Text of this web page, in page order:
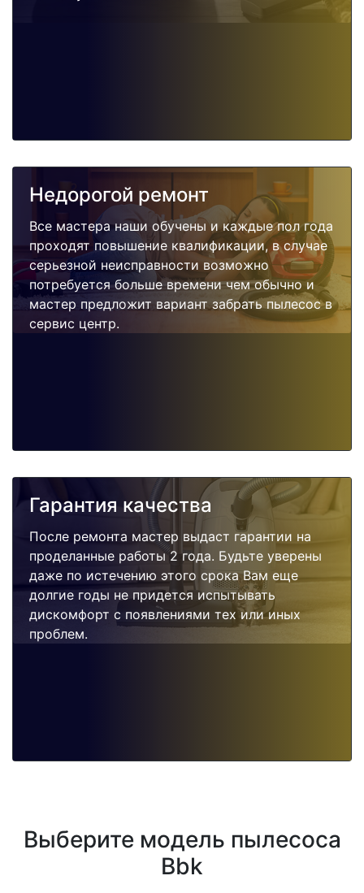
Недорогой ремонт
Все мастера наши обучены и каждые пол года
проходят повышение квалификации, в случае
серьезной неисправности возможно
потребуется больше времени чем обычно и
мастер предложит вариант забрать пылесос в
сервис центр.
Гарантия качества
После ремонта мастер выдаст гарантии на
проделанные работы 2 года. Будьте уверены
даже по истечению этого срока Вам еще
долгие годы не придется испытывать
дискомфорт с появлениями тех или иных
проблем.
Выберите модель пылесоса
Bbk